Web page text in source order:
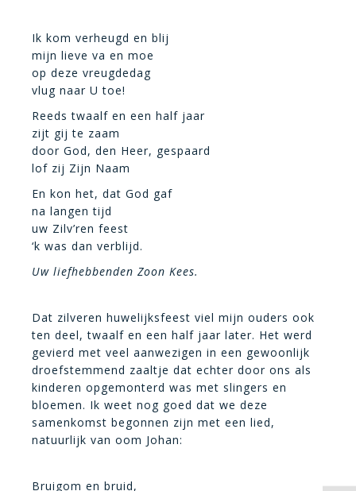
Ik kom verheugd en blij
mijn lieve va en moe
op deze vreugdedag
vlug naar U toe!
Reeds twaalf en een half jaar
zijt gij te zaam
door God, den Heer, gespaard
lof zij Zijn Naam
En kon het, dat God gaf
na langen tijd
uw Zilv’ren feest
‘k was dan verblijd.
Uw liefhebbenden Zoon Kees.
Dat zilveren huwelijksfeest viel mijn ouders ook
ten deel, twaalf en een half jaar later. Het werd
gevierd met veel aanwezigen in een gewoonlijk
droefstemmend zaaltje dat echter door ons als
kinderen opgemonterd was met slingers en
bloemen. Ik weet nog goed dat we deze
samenkomst begonnen zijn met een lied,
natuurlijk van oom Johan:
Bruigom en bruid,